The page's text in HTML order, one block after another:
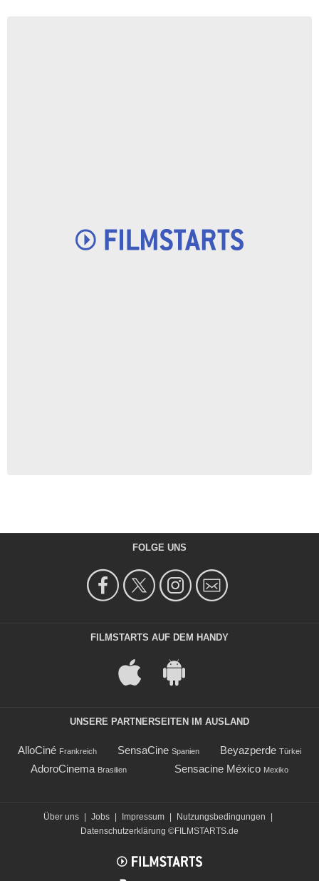
FOLGE UNS
FILMSTARTS AUF DEM HANDY
UNSERE PARTNERSEITEN IM AUSLAND
AlloCiné Frankreich SensaCine Spanien Beyazperde Türkei
AdoroCinema Brasilien Sensacine México Mexiko
Über uns | Jobs | Impressum | Nutzungsbedingungen
|
Datenschutzerklärung ©FILMSTARTS.de